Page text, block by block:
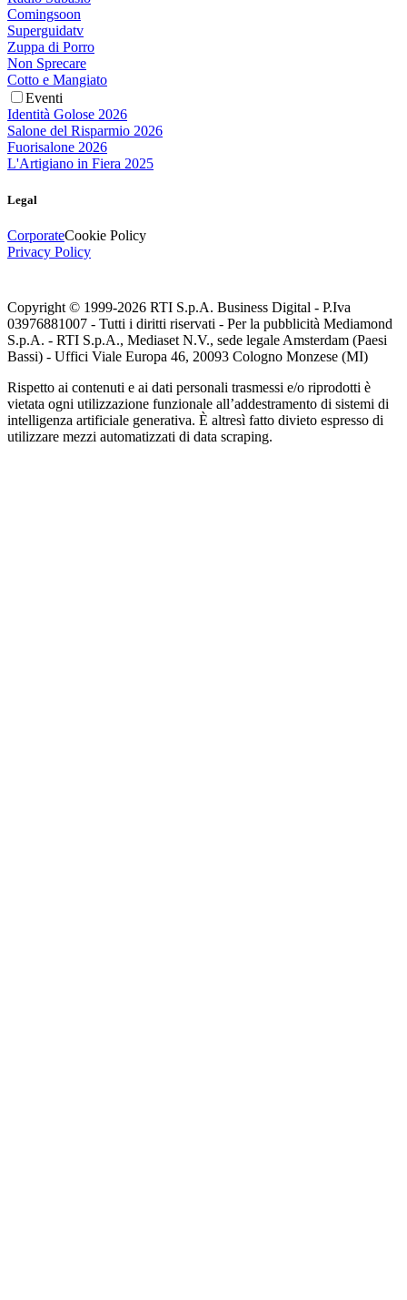
Comingsoon
Superguidatv
Zuppa di Porro
Non Sprecare
Cotto e Mangiato
Eventi
Identità Golose 2026
Salone del Risparmio 2026
Fuorisalone 2026
L'Artigiano in Fiera 2025
Legal
CorporateCookie Policy
Privacy Policy
Copyright © 1999-2026 RTI S.p.A. Business Digital - P.Iva
03976881007 - Tutti i diritti riservati - Per la pubblicità Mediamond
S.p.A. - RTI S.p.A., Mediaset N.V., sede legale Amsterdam (Paesi
Bassi) - Uffici Viale Europa 46, 20093 Cologno Monzese (MI)
Rispetto ai contenuti e ai dati personali trasmessi e/o riprodotti è
vietata ogni utilizzazione funzionale all’addestramento di sistemi di
intelligenza artificiale generativa. È altresì fatto divieto espresso di
utilizzare mezzi automatizzati di data scraping.